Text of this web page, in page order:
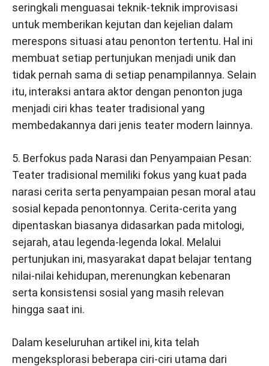
seringkali menguasai teknik-teknik improvisasi
untuk memberikan kejutan dan kejelian dalam
merespons situasi atau penonton tertentu. Hal ini
membuat setiap pertunjukan menjadi unik dan
tidak pernah sama di setiap penampilannya. Selain
itu, interaksi antara aktor dengan penonton juga
menjadi ciri khas teater tradisional yang
membedakannya dari jenis teater modern lainnya.
5. Berfokus pada Narasi dan Penyampaian Pesan:
Teater tradisional memiliki fokus yang kuat pada
narasi cerita serta penyampaian pesan moral atau
sosial kepada penontonnya. Cerita-cerita yang
dipentaskan biasanya didasarkan pada mitologi,
sejarah, atau legenda-legenda lokal. Melalui
pertunjukan ini, masyarakat dapat belajar tentang
nilai-nilai kehidupan, merenungkan kebenaran
serta konsistensi sosial yang masih relevan
hingga saat ini.
Dalam keseluruhan artikel ini, kita telah
mengeksplorasi beberapa ciri-ciri utama dari